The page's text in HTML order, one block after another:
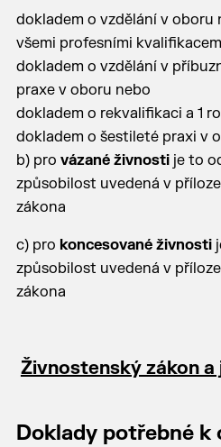
dokladem o vzdělání v oboru
všemi profesními
dokladem o vzdělání v
praxe v oboru nebo
dokladem o rekvalifikaci a 1
dokladem o šestileté praxi v
b) pro vázané živnostije to
způsobilost uvedená v
zákona
c) pro koncesované živnosti
způsobilost uvedená v
zákona
Živnostenský zákon a
Doklady potřebné k